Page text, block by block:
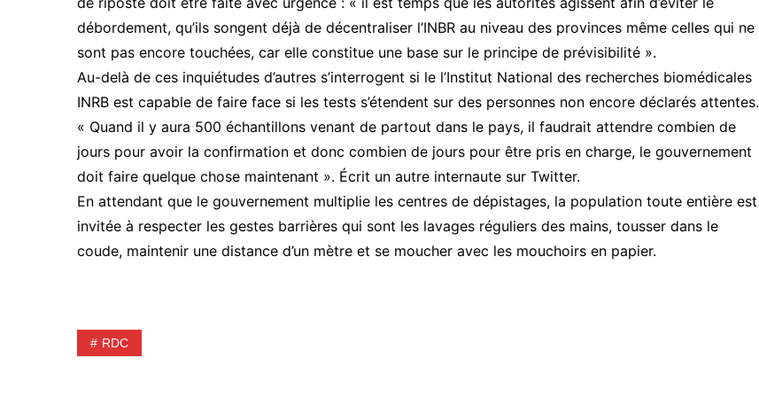
débordement, qu’ils songent déjà de décentraliser l’INBR au niveau des provinces même celles qui ne
sont pas encore touchées, car elle constitue une base sur le principe de prévisibilité ».
Au-delà de ces inquiétudes d’autres s’interrogent si le l’Institut National des recherches biomédicales
INRB est capable de faire face si les tests s’étendent sur des personnes non encore déclarés attentes.
« Quand il y aura 500 échantillons venant de partout dans le pays, il faudrait attendre combien de
jours pour avoir la confirmation et donc combien de jours pour être pris en charge, le gouvernement
doit faire quelque chose maintenant ». Écrit un autre internaute sur Twitter.
En attendant que le gouvernement multiplie les centres de dépistages, la population toute entière est
invitée à respecter les gestes barrières qui sont les lavages réguliers des mains, tousser dans le
coude, maintenir une distance d’un mètre et se moucher avec les mouchoirs en papier.
RDC